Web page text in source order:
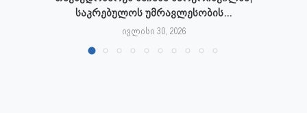
საკრებულოს უმრავლესობის...
ივლისი 30, 2026